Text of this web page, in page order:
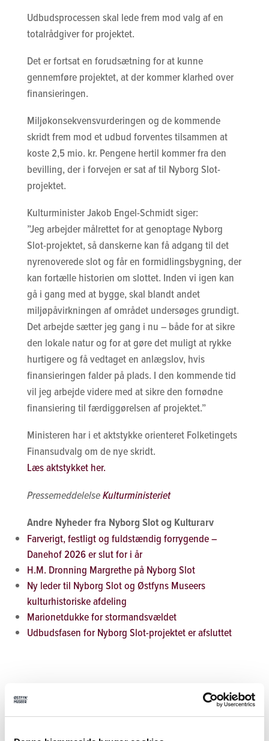
Udbudsprocessen skal lede frem mod valg af en
totalrådgiver for projektet.
Det er fortsat en forudsætning for at kunne
gennemføre projektet, at der kommer klarhed over
finansieringen.
Miljøkonsekvensvurderingen og de kommende
skridt frem mod et udbud forventes tilsammen at
koste 2,5 mio. kr. Pengene hertil kommer fra den
bevilling, der i forvejen er sat af til Nyborg Slot-
projektet.
Kulturminister Jakob Engel-Schmidt siger:
”Jeg arbejder målrettet for at genoptage Nyborg
Slot-projektet, så danskerne kan få adgang til det
nyrenoverede slot og får en formidlingsbygning, der
kan fortælle historien om slottet. Inden vi igen kan
gå i gang med at bygge, skal blandt andet
miljøpåvirkningen af området undersøges grundigt.
Det arbejde sætter jeg gang i nu – både for at sikre
den lokale natur og for at gøre det muligt at rykke
hurtigere og få vedtaget en anlægslov, hvis
finansieringen falder på plads. I den kommende tid
vil jeg arbejde videre med at sikre den fornødne
finansiering til færdiggørelsen af projektet.”
Ministeren har i et aktstykke orienteret Folketingets
Finansudvalg om de nye skridt.
Læs aktstykket her.
PressemeddelelseKulturministeriet
Andre Nyheder fra Nyborg Slot og Kulturarv
Farverigt, festligt og fuldstændig forrygende –
Danehof 2026 er slut for i år
H.M. Dronning Margrethe på Nyborg Slot
Ny leder til Nyborg Slot og Østfyns Museers
kulturhistoriske afdeling
Marionetdukke for stormandsvældet
Udbudsfasen for Nyborg Slot-projektet er afsluttet
Tilmeld dig vores nyhedsbrev og modtag